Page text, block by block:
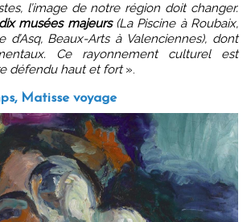
l’image de notre région doit changer.
dix musées majeurs(La Piscine à Roubaix,
d’Asq, Beaux-Arts à Valenciennes), dont
Ce rayonnement culturel est
défendu haut et fort».
Matisse voyage